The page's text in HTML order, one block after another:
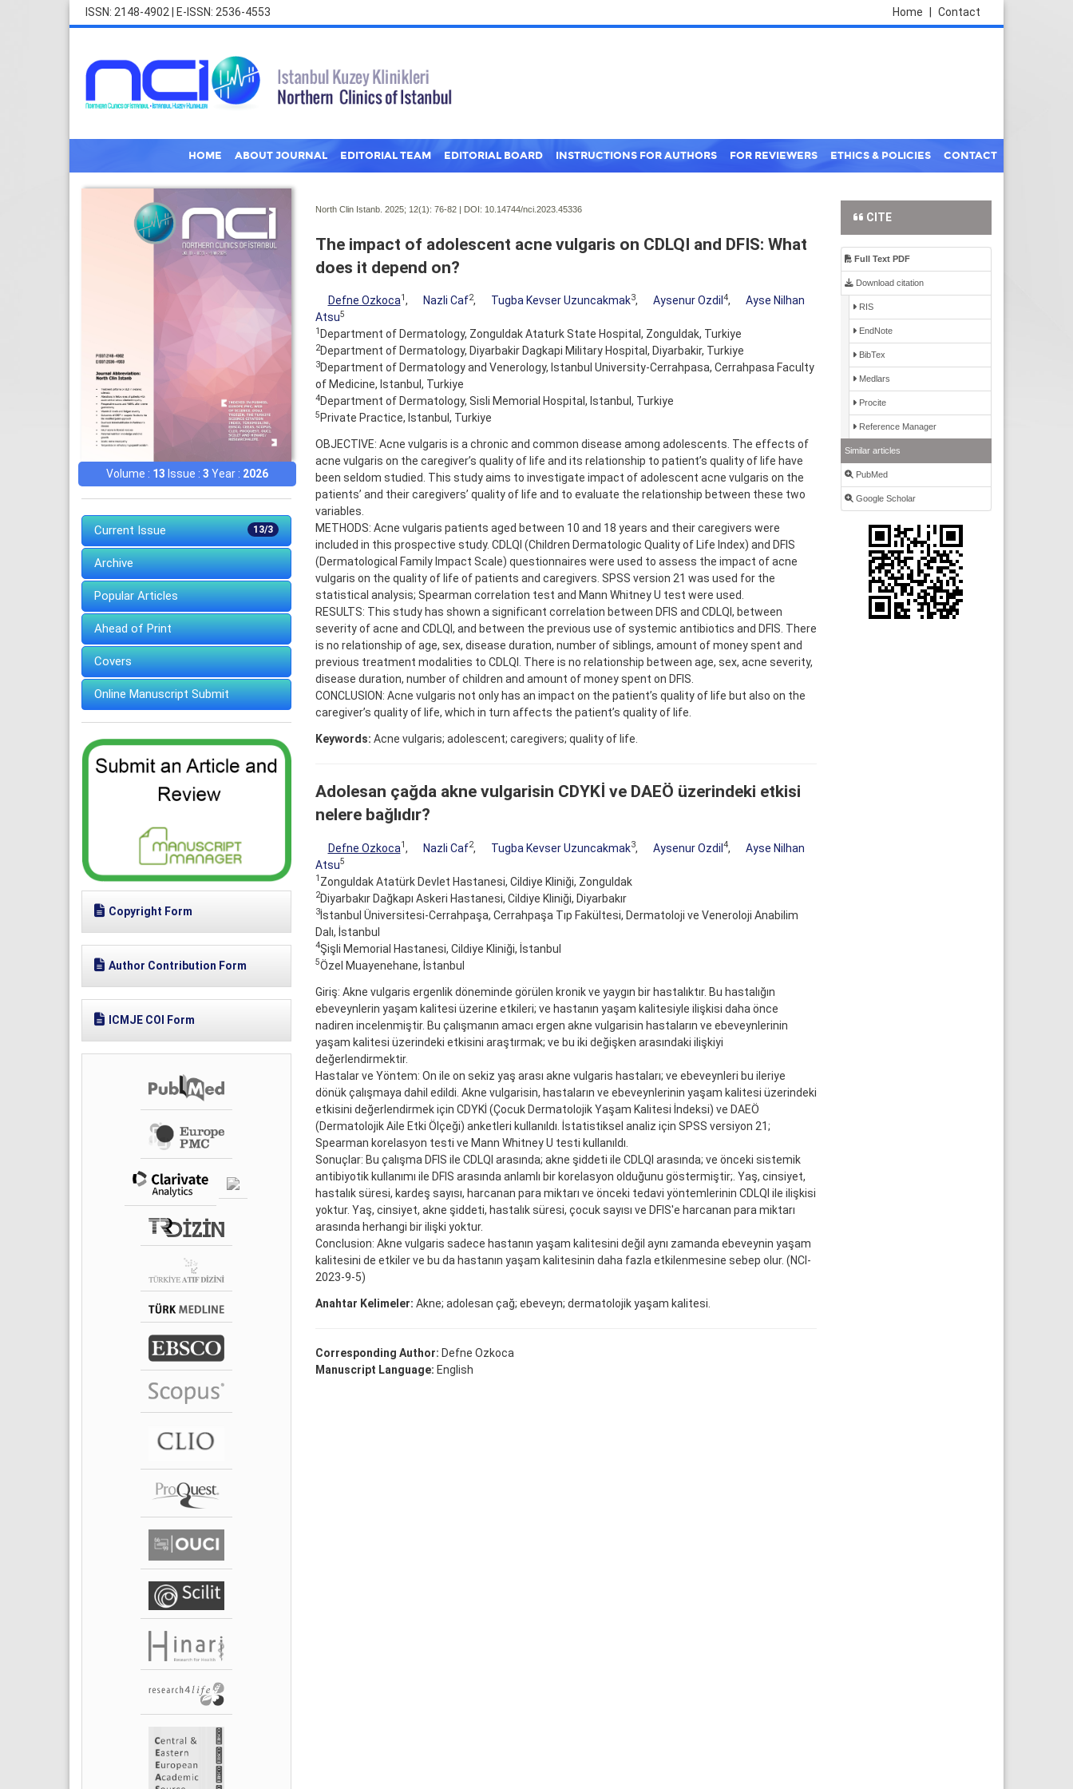
ISSN: 2148-4902 | E-ISSN: 2536-4553 Contact
Home
HOME ABOUT JOURNAL EDITORIAL TEAM EDITORIAL BOARD INSTRUCTIONS FOR AUTHORS FOR REVIEWERS ETHICS & POLICIES CONTACT
Volume : 13 Issue : 3 Year : 2026
13/3
Current Issue
Archive
Popular Articles
Ahead of Print
Covers
Online Manuscript Submit
Copyright Form
Author Contribution Form
ICMJE COI Form
North Clin Istanb. 2025; 12(1): 76-82 | DOI: 10.14744/nci.2023.45336
The impact of adolescent acne vulgaris on CDLQI and DFIS: What
does it depend on?
Defne Ozkoca1, Nazli Caf2, Tugba Kevser Uzuncakmak3, Aysenur Ozdil 4,
Ayse Nilhan
Atsu5
1 Department of Dermatology, Zonguldak Ataturk State Hospital, Zonguldak, Turkiye
2Department of Dermatology, Diyarbakir Dagkapi Military Hospital, Diyarbakir, Turkiye
3Department of Dermatology and Venerology, Istanbul University-Cerrahpasa, Cerrahpasa Faculty
of Medicine, Istanbul, Turkiye
4Department of Dermatology, Sisli Memorial Hospital, Istanbul, Turkiye
5 Private Practice, Istanbul, Turkiye
OBJECTIVE: Acne vulgaris is a chronic and common disease among adolescents. The effects of
acne vulgaris on the caregiver’s quality of life and its relationship to patient’s quality of life have
been seldom studied. This study aims to investigate impact of adolescent acne vulgaris on the
patients’ and their caregivers’ quality of life and to evaluate the relationship between these two
variables.
METHODS: Acne vulgaris patients aged between 10 and 18 years and their caregivers were
included in this prospective study. CDLQI (Children Dermatologic Quality of Life Index) and DFIS
(Dermatological Family Impact Scale) questionnaires were used to assess the impact of acne
vulgaris on the quality of life of patients and caregivers. SPSS version 21 was used for the
statistical analysis; Spearman correlation test and Mann Whitney U test were used.
RESULTS: This study has shown a significant correlation between DFIS and CDLQI, between
severity of acne and CDLQI, and between the previous use of systemic antibiotics and DFIS. There
is no relationship of age, sex, disease duration, number of siblings, amount of money spent and
previous treatment modalities to CDLQI. There is no relationship between age, sex, acne severity,
disease duration, number of children and amount of money spent on DFIS.
CONCLUSION: Acne vulgaris not only has an impact on the patient’s quality of life but also on the
caregiver’s quality of life, which in turn affects the patient’s quality of life.
Keywords: Acne vulgaris; adolescent; caregivers; quality of life.
Adolesan çağda akne vulgarisin CDYKİ ve DAEÖ üzerindeki etkisi
nelere bağlıdır?
Defne Ozkoca1 , Nazli Caf2, Tugba Kevser Uzuncakmak3, Aysenur Ozdil4,
Ayse Nilhan
Atsu5
1 Zonguldak Atatürk Devlet Hastanesi, Cildiye Kliniği, Zonguldak
2Diyarbakır Dağkapı Askeri Hastanesi, Cildiye Kliniği, Diyarbakır
3İstanbul Üniversitesi-Cerrahpaşa, Cerrahpaşa Tıp Fakültesi, Dermatoloji ve Veneroloji Anabilim
Dalı, İstanbul
4Şişli Memorial Hastanesi, Cildiye Kliniği, İstanbul
5Özel Muayenehane, İstanbul
Giriş: Akne vulgaris ergenlik döneminde görülen kronik ve yaygın bir hastalıktır. Bu hastalığın
ebeveynlerin yaşam kalitesi üzerine etkileri; ve hastanın yaşam kalitesiyle ilişkisi daha önce
nadiren incelenmiştir. Bu çalışmanın amacı ergen akne vulgarisin hastaların ve ebeveynlerinin
yaşam kalitesi üzerindeki etkisini araştırmak; ve bu iki değişken arasındaki ilişkiyi
değerlendirmektir.
Hastalar ve Yöntem: On ile on sekiz yaş arası akne vulgaris hastaları; ve ebeveynleri bu ileriye
dönük çalışmaya dahil edildi. Akne vulgarisin, hastaların ve ebeveynlerinin yaşam kalitesi üzerindeki
etkisini değerlendirmek için CDYKİ (Çocuk Dermatolojik Yaşam Kalitesi İndeksi) ve DAEÖ
(Dermatolojik Aile Etki Ölçeği) anketleri kullanıldı. İstatistiksel analiz için SPSS versiyon 21;
Spearman korelasyon testi ve Mann Whitney U testi kullanıldı.
Sonuçlar: Bu çalışma DFIS ile CDLQI arasında; akne şiddeti ile CDLQI arasında; ve önceki sistemik
antibiyotik kullanımı ile DFIS arasında anlamlı bir korelasyon olduğunu göstermiştir;. Yaş, cinsiyet,
hastalık süresi, kardeş sayısı, harcanan para miktarı ve önceki tedavi yöntemlerinin CDLQI ile ilişkisi
yoktur. Yaş, cinsiyet, akne şiddeti, hastalık süresi, çocuk sayısı ve DFIS'e harcanan para miktarı
arasında herhangi bir ilişki yoktur.
Conclusion: Akne vulgaris sadece hastanın yaşam kalitesini değil aynı zamanda ebeveynin yaşam
kalitesini de etkiler ve bu da hastanın yaşam kalitesinin daha fazla etkilenmesine sebep olur. (NCI-
2023-9-5)
Anahtar Kelimeler: Akne; adolesan çağ; ebeveyn; dermatolojik yaşam kalitesi.
Corresponding Author: Defne Ozkoca
Manuscript Language: English
CITE
Full Text PDF
Download citation
RIS
EndNote
BibTex
Medlars
Procite
Reference Manager
Similar articles
PubMed
Google Scholar